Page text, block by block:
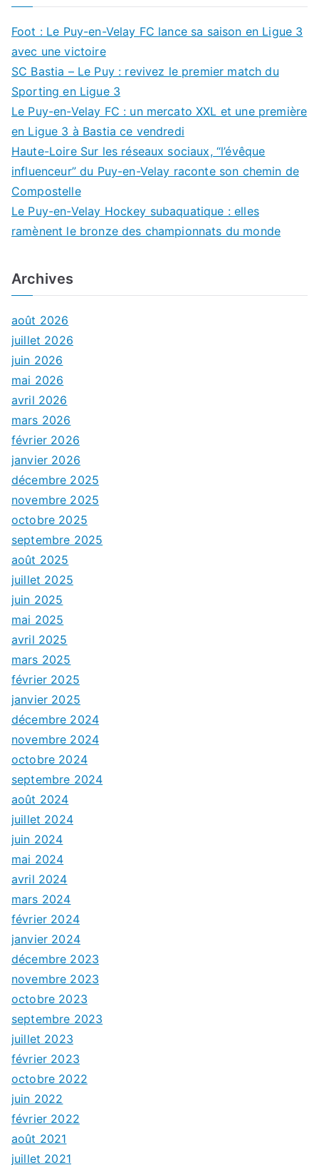
Foot : Le Puy-en-Velay FC lance sa saison en Ligue 3
avec une victoire
SC Bastia – Le Puy : revivez le premier match du
Sporting en Ligue 3
Le Puy-en-Velay FC : un mercato XXL et une première
en Ligue 3 à Bastia ce vendredi
Haute-Loire Sur les réseaux sociaux, “l’évêque
influenceur” du Puy-en-Velay raconte son chemin de
Compostelle
Le Puy-en-Velay Hockey subaquatique : elles
ramènent le bronze des championnats du monde
Archives
août 2026
juillet 2026
juin 2026
mai 2026
avril 2026
mars 2026
février 2026
janvier 2026
décembre 2025
novembre 2025
octobre 2025
septembre 2025
août 2025
juillet 2025
juin 2025
mai 2025
avril 2025
mars 2025
février 2025
janvier 2025
décembre 2024
novembre 2024
octobre 2024
septembre 2024
août 2024
juillet 2024
juin 2024
mai 2024
avril 2024
mars 2024
février 2024
janvier 2024
décembre 2023
novembre 2023
octobre 2023
septembre 2023
juillet 2023
février 2023
octobre 2022
juin 2022
février 2022
août 2021
juillet 2021